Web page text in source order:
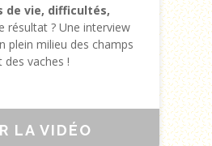
de vie, difficultés,
résultat ? Une interview
plein milieu des champs
des vaches !
LA VIDÉO